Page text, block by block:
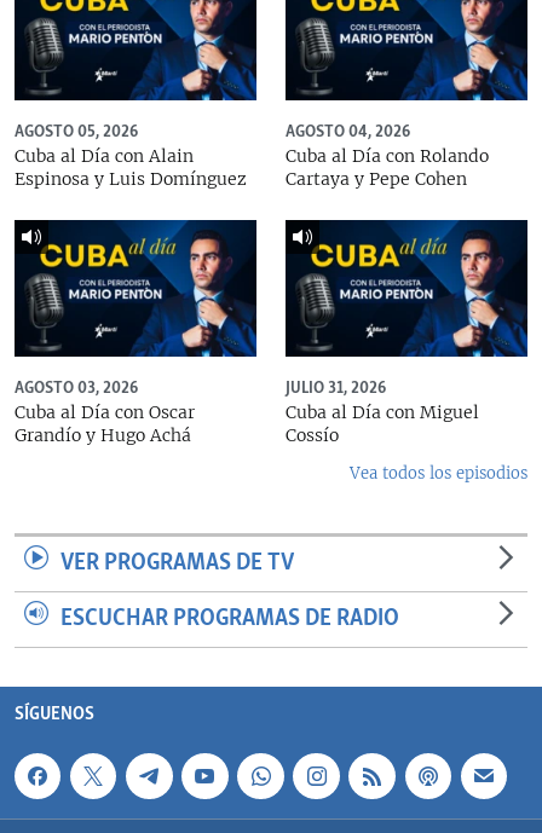
AGOSTO 05, 2026
Cuba al Día con Alain
Espinosa y Luis Domínguez
AGOSTO 04, 2026
Cuba al Día con Rolando
Cartaya y Pepe Cohen
AGOSTO 03, 2026
Cuba al Día con Oscar
Grandío y Hugo Achá
JULIO 31, 2026
Cuba al Día con Miguel
Cossío
Vea todos los episodios
VER PROGRAMAS DE TV
ESCUCHAR PROGRAMAS DE RADIO
SÍGUENOS